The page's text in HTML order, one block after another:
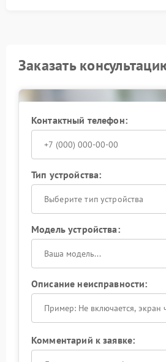
Заказать
Контактный телефон:
Тип устройства:
Выберите тип устройства
Модель устройства:
Описание неисправности:
Комментарий к заявке: